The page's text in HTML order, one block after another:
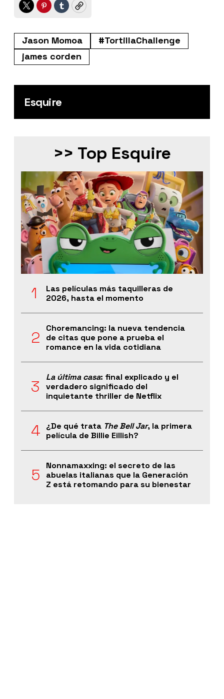
TwitterPinterest
TumblrCopy
Jason Momoa
#TortillaChallenge
james corden
Esquire
>> Top Esquire
Las películas más taquilleras de
2026, hasta el momento
Choremancing: la nueva tendencia
de citas que pone a prueba el
romance en la vida cotidiana
La última casa: final explicado y el
verdadero significado del
inquietante thriller de Netflix
¿De qué trata The Bell Jar, la primera
película de Billie Eillish?
Nonnamaxxing: el secreto de las
abuelas italianas que la Generación
Z está retomando para su bienestar